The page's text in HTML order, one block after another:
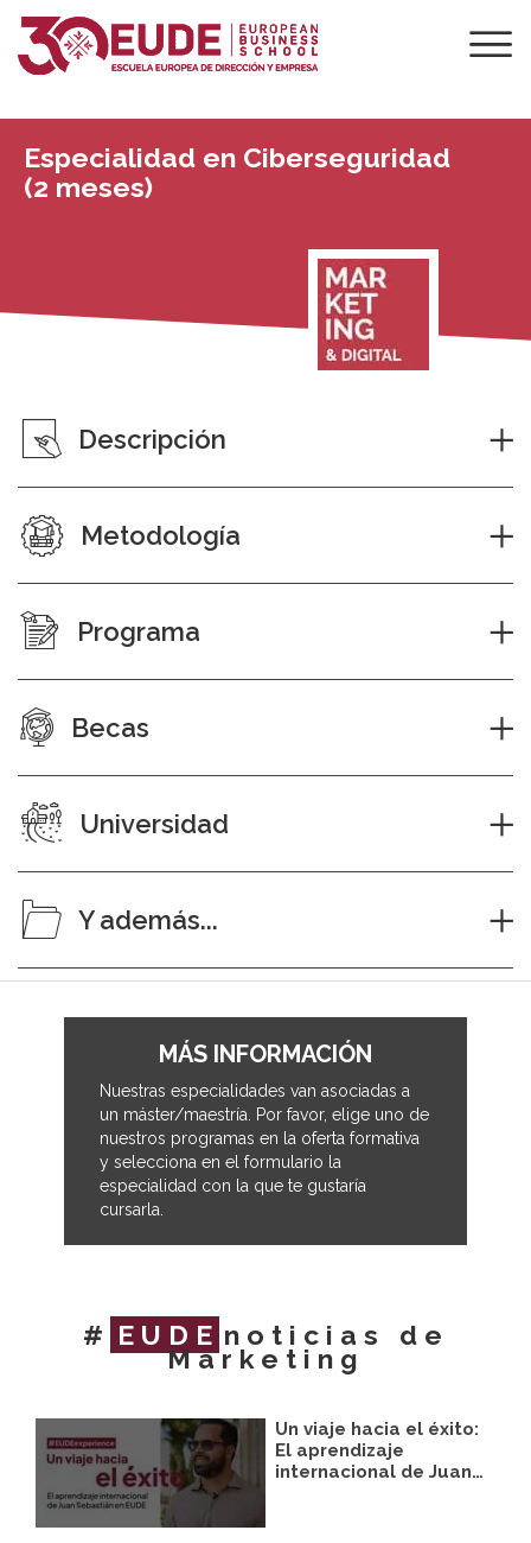
Especialidad en Ciberseguridad
(2 meses)
Descripción
Metodología
Programa
Becas
Universidad
Y además...
MÁS INFORMACIÓN
Nuestras especialidades van asociadas a
un máster/maestría. Por favor, elige uno de
nuestros programas en la oferta formativa
y selecciona en el formulario la
especialidad con la que te gustaría
cursarla.
# EUDE noticias de
Marketing
Un viaje hacia el éxito:
El aprendizaje
internacional de Juan…